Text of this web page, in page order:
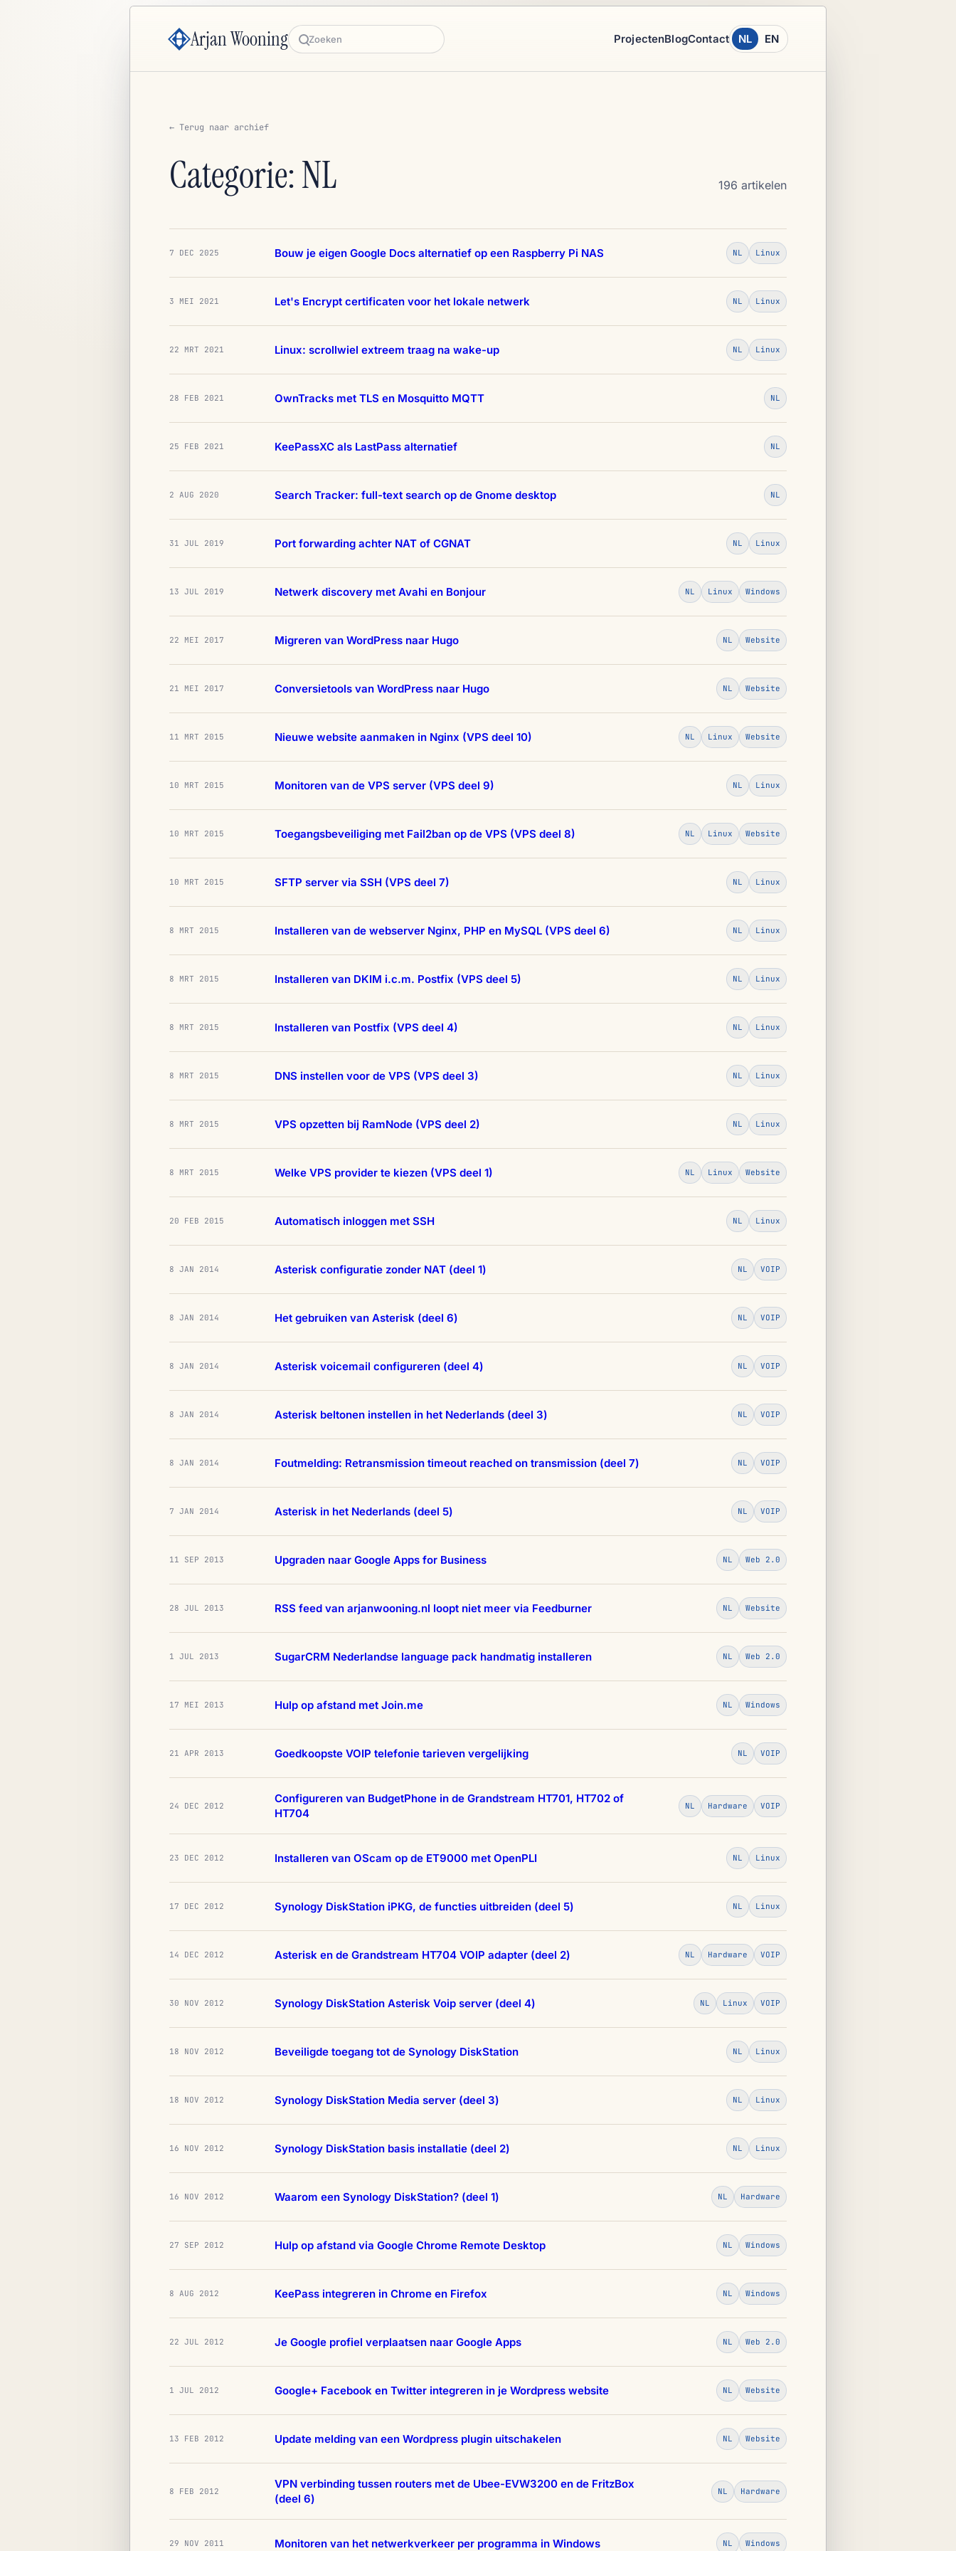
Arjan Wooning Zoeken
ProjectenBlogContact NL EN
← Terug naar archief
Categorie: NL 196 artikelen
7 DEC 2025 Bouw je eigen Google Docs alternatief op een Raspberry Pi NAS NL Linux
3 MEI 2021 Let's Encrypt certificaten voor het lokale netwerk NL Linux
22 MRT 2021 Linux: scrollwiel extreem traag na wake-up NL Linux
28 FEB 2021 OwnTracks met TLS en Mosquitto MQTT NL
25 FEB 2021 KeePassXC als LastPass alternatief NL
2 AUG 2020 Search Tracker: full-text search op de Gnome desktop NL
31 JUL 2019 Port forwarding achter NAT of CGNAT NL Linux
13 JUL 2019 Netwerk discovery met Avahi en Bonjour NL Linux Windows
22 MEI 2017 Migreren van WordPress naar Hugo NL Website
21 MEI 2017 Conversietools van WordPress naar Hugo NL Website
11 MRT 2015 Nieuwe website aanmaken in Nginx (VPS deel 10) NL Linux Website
10 MRT 2015 Monitoren van de VPS server (VPS deel 9) NL Linux
10 MRT 2015 Toegangsbeveiliging met Fail2ban op de VPS (VPS deel 8) NL Linux Website
10 MRT 2015 SFTP server via SSH (VPS deel 7) NL Linux
8 MRT 2015 Installeren van de webserver Nginx, PHP en MySQL (VPS deel 6) NL Linux
8 MRT 2015 Installeren van DKIM i.c.m. Postfix (VPS deel 5) NL Linux
8 MRT 2015 Installeren van Postfix (VPS deel 4) NL Linux
8 MRT 2015 DNS instellen voor de VPS (VPS deel 3) NL Linux
8 MRT 2015 VPS opzetten bij RamNode (VPS deel 2) NL Linux
8 MRT 2015 Welke VPS provider te kiezen (VPS deel 1) NL Linux Website
20 FEB 2015 Automatisch inloggen met SSH NL Linux
8 JAN 2014 Asterisk configuratie zonder NAT (deel 1) NL VOIP
8 JAN 2014 Het gebruiken van Asterisk (deel 6) NL VOIP
8 JAN 2014 Asterisk voicemail configureren (deel 4) NL VOIP
8 JAN 2014 Asterisk beltonen instellen in het Nederlands (deel 3) NL VOIP
8 JAN 2014 Foutmelding: Retransmission timeout reached on transmission (deel 7) NL VOIP
7 JAN 2014 Asterisk in het Nederlands (deel 5) NL VOIP
11 SEP 2013 Upgraden naar Google Apps for Business NL Web 2.0
28 JUL 2013 RSS feed van arjanwooning.nl loopt niet meer via Feedburner NL Website
1 JUL 2013 SugarCRM Nederlandse language pack handmatig installeren NL Web 2.0
17 MEI 2013 Hulp op afstand met Join.me NL Windows
21 APR 2013 Goedkoopste VOIP telefonie tarieven vergelijking NL VOIP
24 DEC 2012
Configureren van BudgetPhone in de Grandstream HT701, HT702 of
HT704
NL Hardware VOIP
23 DEC 2012 Installeren van OScam op de ET9000 met OpenPLI NL Linux
17 DEC 2012 Synology DiskStation iPKG, de functies uitbreiden (deel 5) NL Linux
14 DEC 2012 Asterisk en de Grandstream HT704 VOIP adapter (deel 2) NL Hardware VOIP
30 NOV 2012 Synology DiskStation Asterisk Voip server (deel 4) NL Linux VOIP
18 NOV 2012 Beveiligde toegang tot de Synology DiskStation NL Linux
18 NOV 2012 Synology DiskStation Media server (deel 3) NL Linux
16 NOV 2012 Synology DiskStation basis installatie (deel 2) NL Linux
16 NOV 2012 Waarom een Synology DiskStation? (deel 1) NL Hardware
27 SEP 2012 Hulp op afstand via Google Chrome Remote Desktop NL Windows
8 AUG 2012 KeePass integreren in Chrome en Firefox NL Windows
22 JUL 2012 Je Google profiel verplaatsen naar Google Apps NL Web 2.0
1 JUL 2012 Google+ Facebook en Twitter integreren in je Wordpress website NL Website
13 FEB 2012 Update melding van een Wordpress plugin uitschakelen NL Website
8 FEB 2012
VPN verbinding tussen routers met de Ubee-EVW3200 en de FritzBox
(deel 6)
NL Hardware
29 NOV 2011 Monitoren van het netwerkverkeer per programma in Windows NL Windows